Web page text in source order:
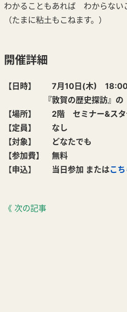
わかることもあれば わからない
（たまに粘土もこねます。）
開催詳細
【日時】 7月10日(木)
『敦賀の歴史探訪』の「第
【場所】 2階 セミナー&スタ
【定員】 なし
【対象】 どなたでも
【参加費】 無料
【申込】 当日参加 またはこち
《 次の記事